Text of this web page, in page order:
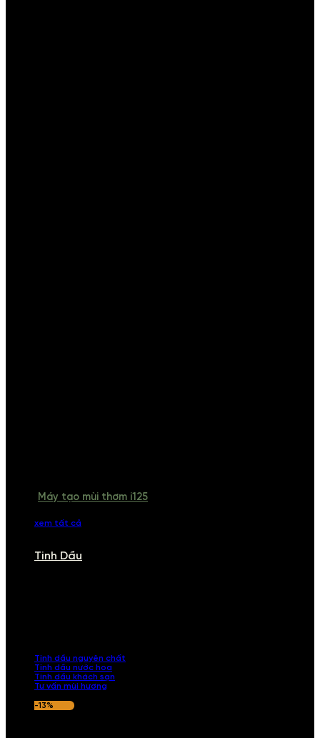
Máy tạo mùi thơm i125
xem tất cả
Tinh Dầu
Tinh dầu nguyên chất
Tinh dầu nước hoa
Tinh dầu khách sạn
Tư vấn mùi hương
-13%